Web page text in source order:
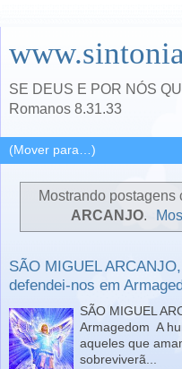
SE DEUS E POR NÓS
Romanos 8.31.33
Mostrando postagens
ARCANJO.
SÃO MIGUEL ARCANJO,
defendei-nos em
SÃO MIGUEL
Armagedom A
aqueles que
sobreviverã...